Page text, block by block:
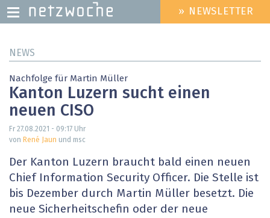
zum
HEADER
MENU
» NEWSLETTER
NEWS
Nachfolge für Martin Müller
Kanton Luzern sucht einen
neuen CISO
Fr 27.08.2021 - 09:17 Uhr
von René Jaun und msc
Der Kanton Luzern braucht bald einen neuen
Chief Information Security Officer. Die Stelle ist
bis Dezember durch Martin Müller besetzt. Die
neue Sicherheitschefin oder der neue